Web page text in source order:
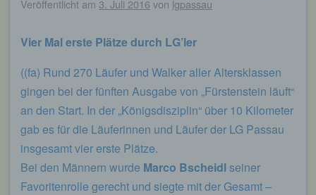
Veröffentlicht am 3. Juli 2016 von lgpassau
Vier Mal erste Plätze durch LG’ler
((fa) Rund 270 Läufer und Walker aller Altersklassen
gingen bei der fünften Ausgabe von „Fürstenstein läuft“
an den Start. In der „Königsdisziplin“ über 10 Kilometer
gab es für die Läuferinnen und Läufer der LG Passau
insgesamt vier erste Plätze.
Bei den Männern wurde Marco Bscheidlseiner
Favoritenrolle gerecht und siegte mit der Gesamt –